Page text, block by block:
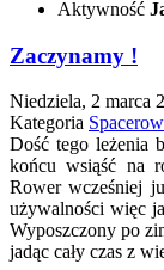
Aktywność
Zaczynamy !
Niedziela, 2 marca
Kategoria
Dość tego leżenia
końcu wsiąść na
Rower wcześniej
używalności więc
Wyposzczony po
jadąc cały czas z